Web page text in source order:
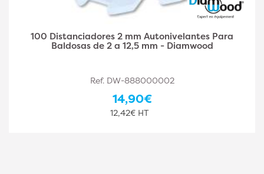
Alicates de cuña de cruceta autonivelantes -
Diamwood
Ref. DW-888000004
16,50€
13,75€ HT